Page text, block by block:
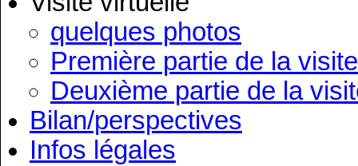
quelques photos
Première partie de la visite
Deuxième partie de la
Bilan/perspectives
Infos légales